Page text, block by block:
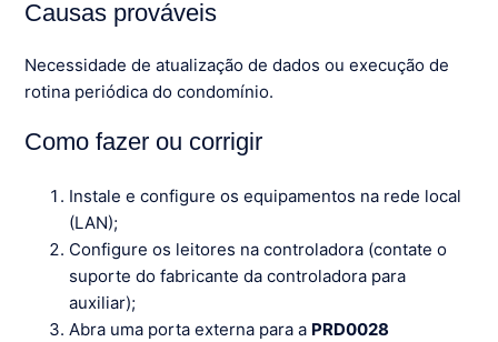
Causas prováveis
Necessidade de atualização de dados ou execução de
rotina periódica do condomínio.
Como fazer ou corrigir
Instale e configure os equipamentos na rede local
(LAN);
Configure os leitores na controladora (contate o
suporte do fabricante da controladora para
auxiliar);
Abra uma porta externa para a PRD0028